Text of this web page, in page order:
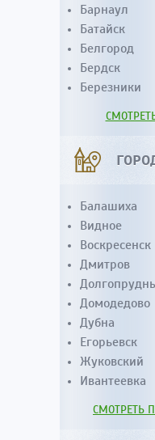
Барнаул
Батайск
Белгород
Бердск
Березники
Балашиха
Видное
Воскресенск
Дмитров
Домодедово
Дубна
Егорьевск
Жуковский
Ивантеевка
СМОТРЕТЬ